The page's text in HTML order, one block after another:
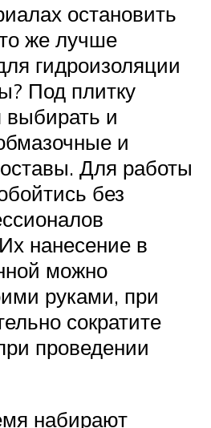
остановить
же лучше
гидроизоляции
Под плитку
выбирать и
и
Для работы
без
нанесение в
можно
руками, при
сократите
проведении
набирают